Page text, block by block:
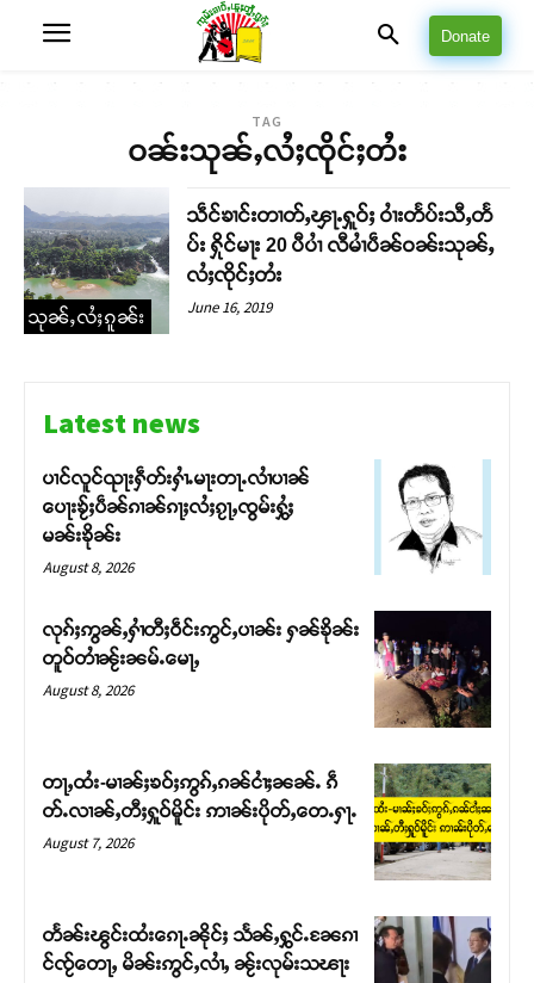
တႃႇႁႂ်ႈသဵင်ၵၢင်ၸႂ်ၵူၼ်းမိူင်း ၵူႈတီႈၵူႈလႅၼ်ပေႃးတေၸွ
တ်ႇ တူဝ်ႈလုမ်ႈၾႃႉၼၼ်ႉ ၶဝ်ႈႁူမ်ႈၵမ်ႉထႅမ် ၸုမ်းၶၢ
ဝ်ႇၽူႈတွႆႇႁွၵ်ႈ လႆႈယူႇၶႃႈဢေႃႈ။
Donate
TAG
ဝၼ်းသုၼ်ႇလႆႈၸိုင်ႈတႆး
သုၼ်ႇလႆႈၵူၼ်း
သဵင်ၶၢင်းတၢတ်ႇၾႃႉႁူဝ်ႈ ဝၢႆးတႅပ်းသီႇတႅ
ပ်း ႁိုင်မႃး 20 ပီပၢႆ လီမၢႆပဵၼ်ဝၼ်းသုၼ်ႇ
လႆႈၸိုင်ႈတႆး
June 16, 2019
Latest news
ပၢင်လူင်ၺႃးႁဵတ်းႁၢႆႉမႃးတႃႉလၢႆပၢၼ် ​​
ပေႃးၶႂ်ႈပဵၼ်ၵၢၼ်ၵႃႈလႆႈၵႂႃႇၸွမ်းႁွႆႈ
မၼ်းၶိုၼ်း
August 8, 2026
လုၵ်ႈဢွၼ်ႇႁၢႆတီႈဝဵင်းဢွင်ႇပၢၼ်း ႁၼ်ၶိုၼ်း
တူဝ်တၢႆၼႂ်းၼမ်ႉမေႃႇ
August 8, 2026
တႃႇထႆး-မၢၼ်ႈၶဝ်ႈဢွၵ်ႇၵၼ်ငၢႆႈၼၼ်ႉ ၵဵ
တ်ႉလၢၼ်ႇတီႈႁူဝ်မိူင်း ဢၢၼ်းပိုတ်ႇတေႉႁႃႉ
August 7, 2026
တႅၼ်းၽွင်းထႆးၵေႃႉၼိုင်ႈ သႅၼ်ႇႁွင်ႉၼႄၵၢ
င်ၸႂ်တေႃႇ မိၼ်းဢွင်ႇလၢႆႇ ၼႂ်းလုမ်းသၽႃး